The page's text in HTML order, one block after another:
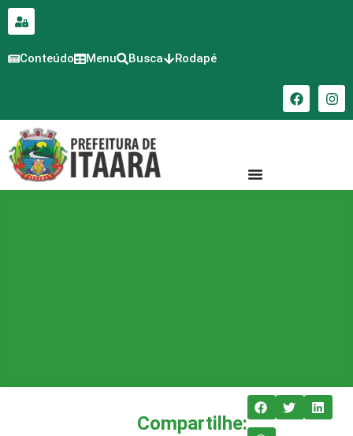
conteúdo
Conteúdo Menu Busca Rodapé
Compartilhe: